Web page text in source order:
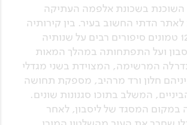
בשכונת אלפמה העתיקה
הדתי החשוב בעיר. בין קירותיה
שנבנו במאה ה-12 טמונים סיפורים רבים על שנותיה
ועל התפתחותה במהלך המאות
המרשימה, המצוידת בשני מגדלי
חלון ורד מרהיב, מספקת תחושה
המשלב בתוכו סגנונות שונים.
במקום המסגד של ליסבון, לאחר